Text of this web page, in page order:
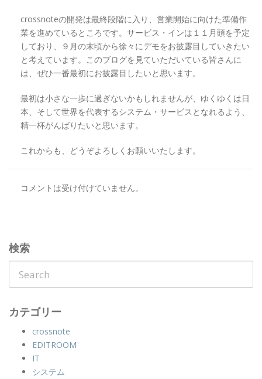
crossnoteの開発は最終段階に入り、営業開始に向けた準備作
業を進めているところです。サービス・インは１１月頭を予定
しており、９月の末頃から徐々にデモをお披露目していきたい
と考えています。このブログを見ていただいている皆さんに
は、ぜひ一番最初にお披露目したいと思います。
最初は小さな一歩に過ぎないかもしれませんが、ゆくゆくは日
本、そして世界を代表するシステム・サービスとなれるよう、
精一杯がんばりたいと思います。
これからも、どうぞよろしくお願いいたします。
コメントは受け付けていません。
検索
カテゴリー
crossnote
EDITROOM
IT
システム